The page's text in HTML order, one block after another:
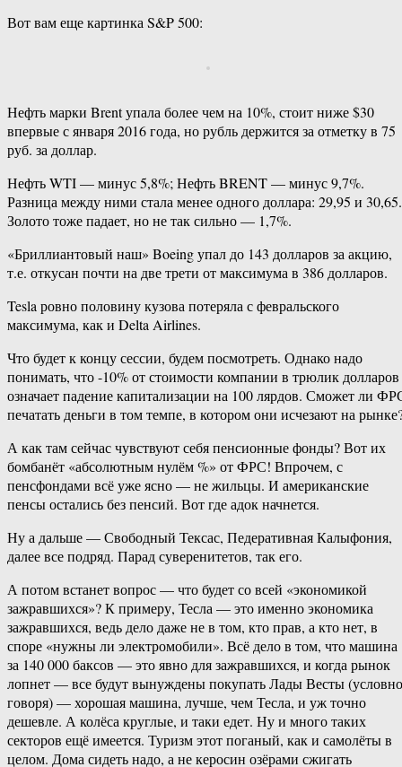
Вот вам еще картинка S&P 500:
Нефть марки Brent упала более чем на 10%, стоит ниже $30
впервые с января 2016 года, но рубль держится за отметку в 75
руб. за доллар.
Нефть WTI — минус 5,8%; Нефть BRENT — минус 9,7%.
Разница между ними стала менее одного доллара: 29,95 и 30,65.
Золото тоже падает, но не так сильно — 1,7%.
«Бриллиантовый наш» Boeing упал до 143 долларов за акцию,
т.е. откусан почти на две трети от максимума в 386 долларов.
Tesla ровно половину кузова потеряла с февральского
максимума, как и Delta Airlines.
Что будет к концу сессии, будем посмотреть. Однако надо
понимать, что -10% от стоимости компании в трюлик долларов
означает падение капитализации на 100 лярдов. Сможет ли
печатать деньги в том темпе, в котором они исчезают на
А как там сейчас чувствуют себя пенсионные фонды? Вот их
бомбанёт «абсолютным нулём %» от ФРС! Впрочем, с
пенсфондами всё уже ясно — не жильцы. И американские
пенсы остались без пенсий. Вот где адок начнется.
Ну а дальше — Свободный Тексас, Педеративная Калыфония,
далее все подряд. Парад суверенитетов, так его.
А потом встанет вопрос — что будет со всей «экономикой
зажравшихся»? К примеру, Тесла — это именно экономика
зажравшихся, ведь дело даже не в том, кто прав, а кто нет, в
споре «нужны ли электромобили». Всё дело в том, что машина
за 140 000 баксов — это явно для зажравшихся, и когда рынок
лопнет — все будут вынуждены покупать Лады Весты (условно
говоря) — хорошая машина, лучше, чем Тесла, и уж точно
дешевле. А колёса круглые, и таки едет. Ну и много таких
секторов ещё имеется. Туризм этот поганый, как и самолёты в
целом. Дома сидеть надо, а не керосин озёрами сжигать